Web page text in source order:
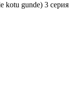
kotu gunde) 3 серия